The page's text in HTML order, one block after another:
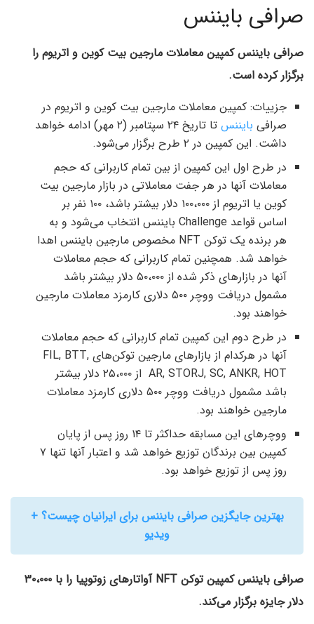
صرافی بایننس
صرافی بایننس کمپین معاملات مارجین بیت کوین و اتریوم را
برگزار کرده است.
جزییات: کمپین معاملات مارجین بیت کوین و اتریوم در
صرافی بایننس
تا تاریخ ۲۴ سپتامبر (۲ مهر) ادامه خواهد
داشت. این کمپین در ۲ طرح برگزار می‌شود.
در طرح اول این کمپین از بین تمام کاربرانی که حجم
معاملات آنها در هر جفت معاملاتی در بازار مارجین بیت
کوین یا اتریوم از ۱۰۰،۰۰۰ دلار بیشتر باشد، ۱۰۰ نفر بر
اساس قواعد Challenge بایننس انتخاب می‌شود و به
هر برنده یک توکن NFT مخصوص مارجین بایننس اهدا
خواهد شد. همچنین تمام کاربرانی که حجم معاملات
آنها در بازارهای ذکر شده از ۵۰،۰۰۰ دلار بیشتر باشد
مشمول دریافت ووچر ۵۰۰ دلاری کارمزد معاملات مارجین
خواهند بود.
در طرح دوم این کمپین تمام کاربرانی که حجم معاملات
آنها در هرکدام از بازارهای مارجین توکن‌های FIL, BTT,
AR, STORJ, SC, ANKR, HOT از ۲۵،۰۰۰ دلار بیشتر
باشد مشمول دریافت ووچر ۵۰۰ دلاری کارمزد معاملات
مارجین خواهند بود.
ووچرهای این مسابقه حداکثر تا ۱۴ روز پس از پایان
کمپین بین برندگان توزیع خواهد شد و اعتبار آنها تنها ۷
روز پس از توزیع خواهد بود.
بهترین جایگزین صرافی بایننس برای ایرانیان چیست؟ +
ویدیو
صرافی بایننس کمپین توکن NFT آواتارهای زوتوپیا را با ۳۰،۰۰۰
دلار جایزه برگزار می‌کند.